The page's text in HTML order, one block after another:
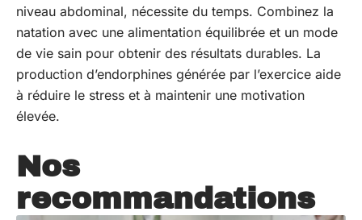
niveau abdominal, nécessite du temps. Combinez la
natation avec une alimentation équilibrée et un mode
de vie sain pour obtenir des résultats durables. La
production d’endorphines générée par l’exercice aide
à réduire le stress et à maintenir une motivation
élevée.
Nos
recommandations